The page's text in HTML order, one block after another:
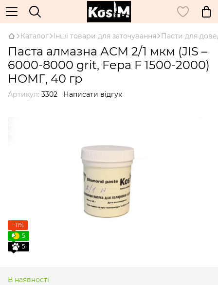
Каталог Інші товари для заточування Пасти для
Паста алмазна АСМ 2/1 мкм (JIS –
6000-8000 grit, Fepa F 1500-2000)
НОМГ, 40 гр
Артикул: 3302 Написати відгук
−11%
5
5
В наявності